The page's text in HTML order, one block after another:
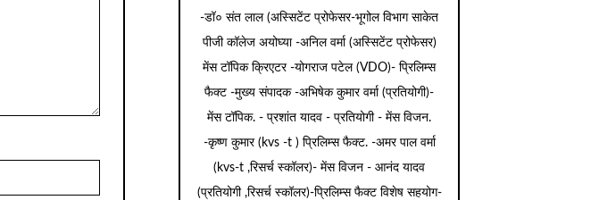
-डॉ० संत लाल (अस्सिटेंट प्रोफेसर-भूगोल विभाग साकेत
पीजी कॉलेज अयोघ्या -अनिल वर्मा (अस्सिटेंट प्रोफेसर)
मेंस टॉपिक क्रिएटर -योगराज पटेल (VDO)- प्रिलिम्स
फैक्ट -मुख्य संपादक -अभिषेक कुमार वर्मा (प्रतियोगी)-
मेंस टॉपिक. - प्रशांत यादव - प्रतियोगी - मेंस विजन.
-कृष्ण कुमार (kvs -t ) प्रिलिम्स फैक्ट. -अमर पाल वर्मा
(kvs-t ,रिसर्च स्कॉलर)- मेंस विजन - आनंद यादव
(प्रतियोगी ,रिसर्च स्कॉलर)-प्रिलिम्स फैक्ट विशेष सहयोग-